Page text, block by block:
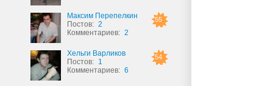
55
Максим Перепелкин
Постов: 2
Комментариев: 2
54
Хельги Варликов
Постов: 1
Комментариев: 6